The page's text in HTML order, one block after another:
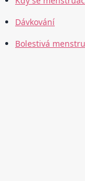
Dávkování
Bolestivá